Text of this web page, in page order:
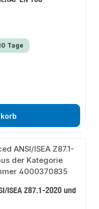
Tage
ISEA Z87.1-2020 und